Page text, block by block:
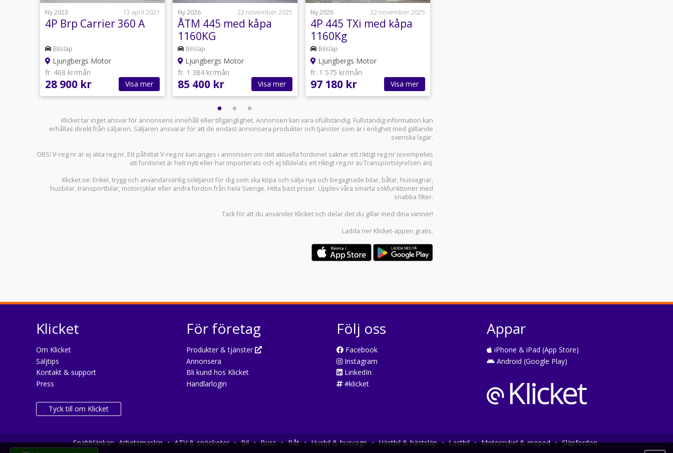
Ny 2023
13 april 2021
4P Brp Carrier 360 A
Bilsläp
Ljungbergs Motor
fr. 468 kr/mån
28 900 kr Visa mer
Ny 2026
22 november 2025
ÅTM 445 med kåpa
1160KG
Bilsläp
Ljungbergs Motor
fr. 1 384 kr/mån
85 400 kr Visa mer
Ny 2026
22 november 2025
4P 445 TXi med kåpa
1160Kg
Bilsläp
Ljungbergs Motor
fr. 1 575 kr/mån
97 180 kr Visa mer
Klicket tar inget ansvar för annonsens innehåll eller tillgänglighet. Annonsen kan vara ofullständig. Fullständig information kan
erhållas direkt från säljaren. Säljaren ansvarar för att de endast annonsera produkter och tjänster som är i enlighet med gällande
svenska lagar.
OBS! V-reg.nr är ej äkta reg.nr. Ett påhittat V-reg.nr kan anges i annonsen om det aktuella fordonet saknar ett riktigt reg.nr (exempelvis
att fordonet är helt nytt eller har importerats och ej tilldelats ett riktigt reg.nr av Transportstyrelsen än).
Klicket.se: Enkel, trygg och användarvänlig söktjänst för dig som ska köpa och sälja nya och begagnade bilar, båtar, husvagnar,
husbilar,transportbilar, motorcyklar eller andra fordon från hela Sverige. Hitta bäst priser. Upplev våra smarta sökfunktioner med
snabba filter.
Tack för att du använder Klicket och delar det du gillar med dina vänner!
Ladda ner Klicket-appen gratis:
Klicket
Om Klicket
Säljtips
Kontakt & support
Press
Tyck till om Klicket
För företag
Produkter & tjänster
Annonsera
Bli kund hos Klicket
Handlarlogin
Följ oss
Facebook
Instagram
LinkedIn
#klicket
Appar
iPhone & iPad (App Store)
Android (Google Play)
Snabblänkar: Arbetsmaskin • ATV & snöskoter • Bil • Buss • Båt • Husbil & husvagn • Hästbil & hästsläp • Lastbil • Motorcykel & moped • Släpfordon